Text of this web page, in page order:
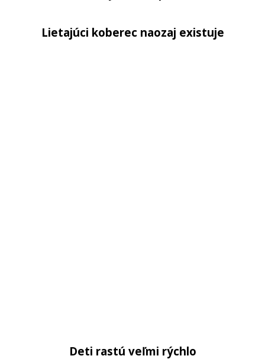
Lietajúci koberec naozaj existuje
Deti rastú veľmi rýchlo